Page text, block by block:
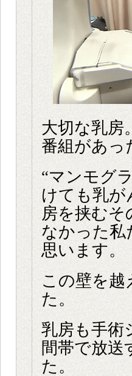
大切な乳房
番組があっ
“マンモグ
けても乳が
房を挟むそ
なかった私
思います。
この壁を
た。
乳房も手術
間帯で放送
た。